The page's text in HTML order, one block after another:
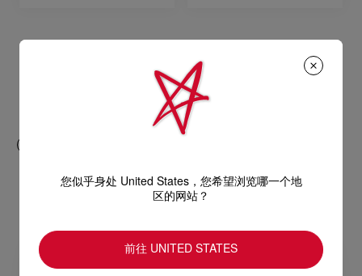
100 mm 露跟高跟鞋 - 网布 - 黑色 -
手拿包 - 绉缎 - 杏色
S$3,400.00
您似乎身处 United States，您希望浏览哪一个地
区的网站？
前往 UNITED STATES